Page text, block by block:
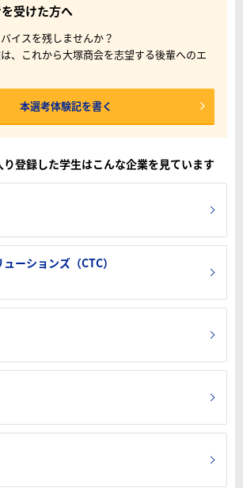
受けた方へ
イスを残しませんか？
、これから大塚商会を志望する後輩へのエ
本選考体験記を書く
登録した学生はこんな企業を見ています
ーションズ（CTC）